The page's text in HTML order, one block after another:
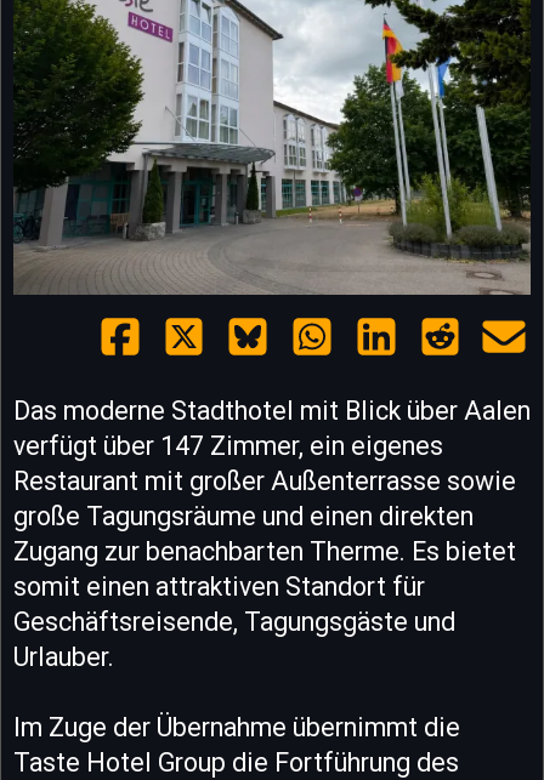
Das moderne Stadthotel mit Blick über Aalen
verfügt über 147 Zimmer, ein eigenes
Restaurant mit großer Außenterrasse sowie
große Tagungsräume und einen direkten
Zugang zur benachbarten Therme. Es bietet
somit einen attraktiven Standort für
Geschäftsreisende, Tagungsgäste und
Urlauber.
Im Zuge der Übernahme übernimmt die
Taste Hotel Group die Fortführung des